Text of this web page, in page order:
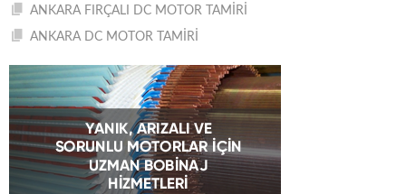
ANKARA FIRÇALI DC MOTOR TAMİRİ
ANKARA DC MOTOR TAMİRİ